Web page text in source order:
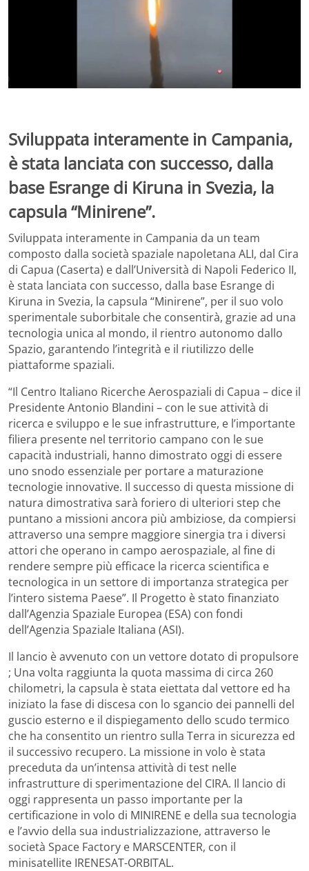
Sviluppata interamente in Campania,
è stata lanciata con successo, dalla
base Esrange di Kiruna in Svezia, la
capsula “Minirene”.
Sviluppata interamente in Campania da un team
composto dalla società spaziale napoletana ALI, dal Cira
di Capua (Caserta) e dall’Università di Napoli Federico II,
è stata lanciata con successo, dalla base Esrange di
Kiruna in Svezia, la capsula “Minirene”, per il suo volo
sperimentale suborbitale che consentirà, grazie ad una
tecnologia unica al mondo, il rientro autonomo dallo
Spazio, garantendo l’integrità e il riutilizzo delle
piattaforme spaziali.
“Il Centro Italiano Ricerche Aerospaziali di Capua – dice il
Presidente Antonio Blandini – con le sue attività di
ricerca e sviluppo e le sue infrastrutture, e l’importante
filiera presente nel territorio campano con le sue
capacità industriali, hanno dimostrato oggi di essere
uno snodo essenziale per portare a maturazione
tecnologie innovative. Il successo di questa missione di
natura dimostrativa sarà foriero di ulteriori step che
puntano a missioni ancora più ambiziose, da compiersi
attraverso una sempre maggiore sinergia tra i diversi
attori che operano in campo aerospaziale, al fine di
rendere sempre più efficace la ricerca scientifica e
tecnologica in un settore di importanza strategica per
l’intero sistema Paese”. Il Progetto è stato finanziato
dall’Agenzia Spaziale Europea (ESA) con fondi
dell’Agenzia Spaziale Italiana (ASI).
Il lancio è avvenuto con un vettore dotato di propulsore
; Una volta raggiunta la quota massima di circa 260
chilometri, la capsula è stata eiettata dal vettore ed ha
iniziato la fase di discesa con lo sgancio dei pannelli del
guscio esterno e il dispiegamento dello scudo termico
che ha consentito un rientro sulla Terra in sicurezza ed
il successivo recupero. La missione in volo è stata
preceduta da un’intensa attività di test nelle
infrastrutture di sperimentazione del CIRA. Il lancio di
oggi rappresenta un passo importante per la
certificazione in volo di MINIRENE e della sua tecnologia
e l’avvio della sua industrializzazione, attraverso le
società Space Factory e MARSCENTER, con il
minisatellite IRENESAT-ORBITAL.